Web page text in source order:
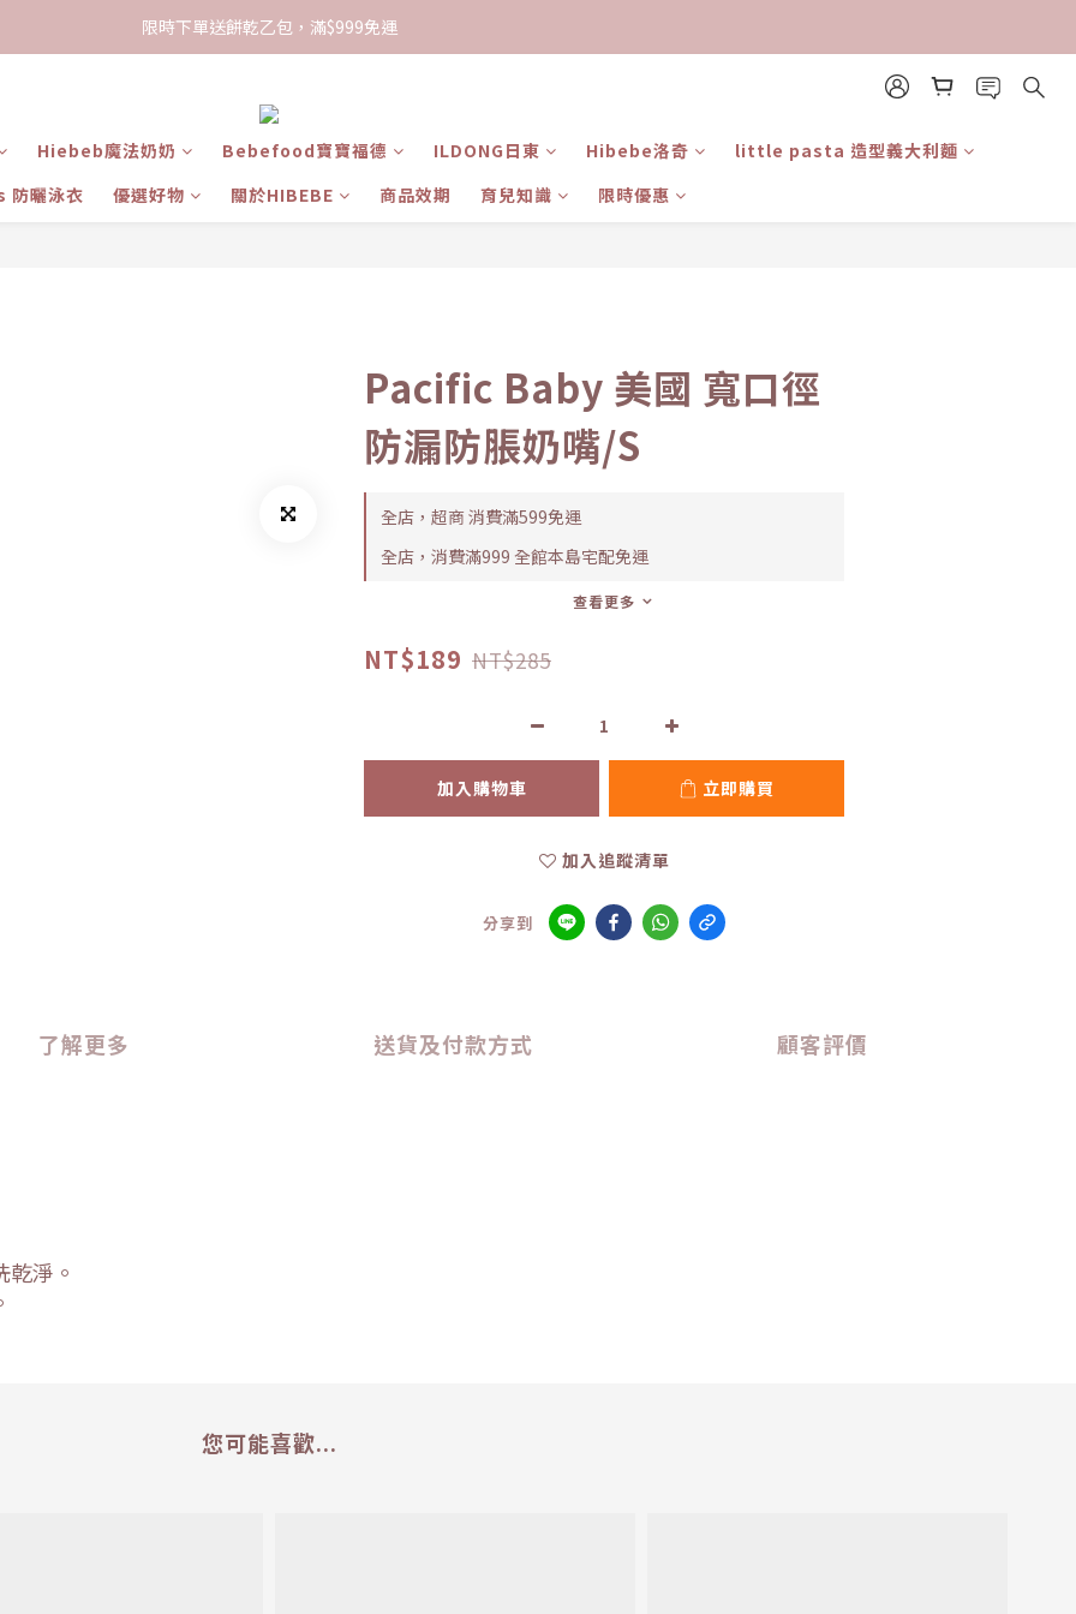
限時下單送餅乾乙包，滿$999免運
限時下單送餅乾乙包，滿$999免運
Hiebeb魔法奶奶 Bebefood寶寶福德 ILDONG日東 Hibebe洛奇
little pasta 造型義大利麵
曬泳衣
優選好物 關於HIBEBE 商品效期 育兒知識 限時優惠
Pacific Baby 美國 寬口徑
防漏防脹奶嘴/S
全店，超商 消費滿599免運
全店，消費滿999 全館本島宅配免運
查看更多
NT$189 NT$285
加入購物車 立即購買
加入追蹤清單
分享到
了解更多 送貨及付款方式 顧客評價
淨。
您可能喜歡...